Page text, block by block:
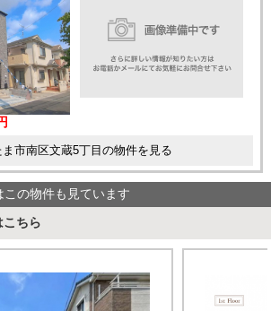
ま市南区文蔵5丁目の物件を見る
この物件も見ています
こちら